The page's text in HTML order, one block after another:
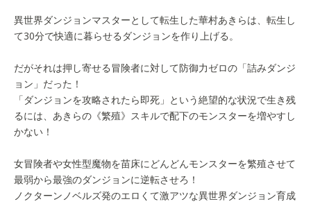
異世界ダンジョンマスターとして転生した華村あきらは、転生し
て30分で快適に暮らせるダンジョンを作り上げる。
だがそれは押し寄せる冒険者に対して防御力ゼロの「詰みダンジ
ョン」だった！
「ダンジョンを攻略されたら即死」という絶望的な状況で生き残
るには、あきらの《繁殖》スキルで配下のモンスターを増やすし
かない！
女冒険者や女性型魔物を苗床にどんどんモンスターを繁殖させて
最弱から最強のダンジョンに逆転させろ！
ノクターンノベルズ発のエロくて激アツな異世界ダンジョン育成